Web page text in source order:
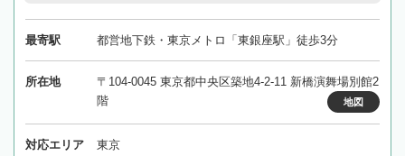
最寄駅 都営地下鉄・東京メトロ「東銀座駅」徒歩3分
所在地
〒104-0045 東京都中央区築地4-2-11 新橋演舞場別館2
階
地図
対応エリア 東京